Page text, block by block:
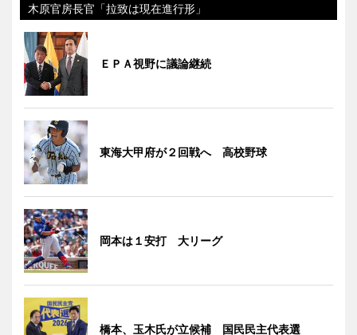
木原官房長官「拉致は現在進行形」
ＥＰＡ視野に議論継続
東海大甲府が２回戦へ 高校野球
岡本は１安打 大リーグ
橋本、玉木氏が立候補 国民民主代表選